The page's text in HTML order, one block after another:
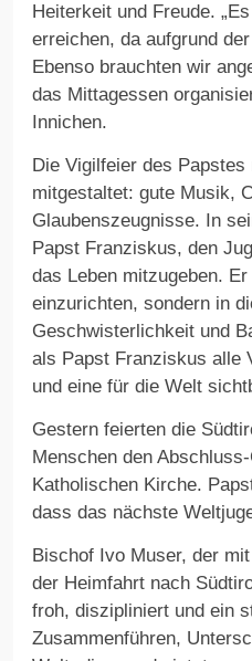
Heiterkeit und Freude.
erreichen, da aufgrund
Ebenso brauchten wir
das Mittagessen
Innichen.
Die Vigilfeier des
mitgestaltet: gute Musik,
Glaubenszeugnisse. In
Papst Franziskus, den
das Leben mitzugeben.
einzurichten, sondern in
Geschwisterlichkeit und
als Papst Franziskus alle
und eine für die Welt
Gestern feierten die
Menschen den
Katholischen Kirche.
dass das nächste
Bischof Ivo Muser, der
der Heimfahrt nach
froh, diszipliniert und ein
Zusammenführen,